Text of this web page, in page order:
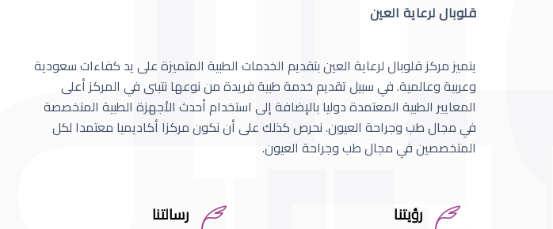
قلوبال لرعاية العين
يتميز مركز قلوبال لرعاية العين بتقديم الخدمات الطبية المتميزة على يد كفاءات سعودية
وعربية وعالمية. في سبيل تقديم خدمة طبية فريدة من نوعها نتبنى في المركز أعلى
المعايير الطبية المعتمدة دوليا بالإضافة إلى استخدام أحدث الأجهزة الطبية المتخصصة
في مجال طب وجراحة العيون. نحرص كذلك على أن نكون مركزا أكاديميا معتمدا لكل
المتخصصين في مجال طب وجراحة العيون.
رؤيتنا رسالتنا